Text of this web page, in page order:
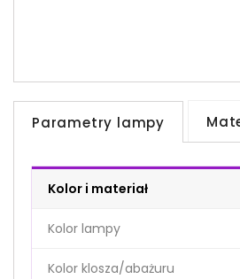
Parametry lampy
Kolor i materiał
Kolor lampy
Kolor klosza/abażuru